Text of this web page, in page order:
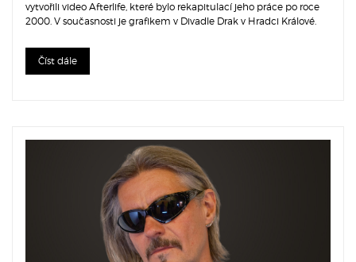
vytvořili video Afterlife, které bylo rekapitulací jeho práce po roce
2000. V současnosti je grafikem v Divadle Drak v Hradci Králové.
Číst dále